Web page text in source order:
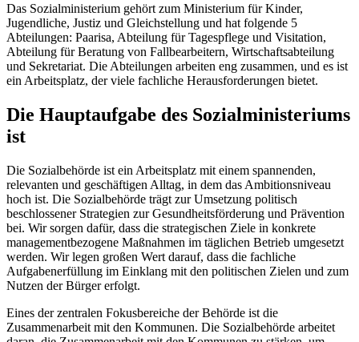
Das Sozialministerium gehört zum Ministerium für Kinder,
Jugendliche, Justiz und Gleichstellung und hat folgende 5
Abteilungen: Paarisa, Abteilung für Tagespflege und Visitation,
Abteilung für Beratung von Fallbearbeitern, Wirtschaftsabteilung
und Sekretariat. Die Abteilungen arbeiten eng zusammen, und es ist
ein Arbeitsplatz, der viele fachliche Herausforderungen bietet.
Die Hauptaufgabe des Sozialministeriums
ist
Die Sozialbehörde ist ein Arbeitsplatz mit einem spannenden,
relevanten und geschäftigen Alltag, in dem das Ambitionsniveau
hoch ist. Die Sozialbehörde trägt zur Umsetzung politisch
beschlossener Strategien zur Gesundheitsförderung und Prävention
bei. Wir sorgen dafür, dass die strategischen Ziele in konkrete
managementbezogene Maßnahmen im täglichen Betrieb umgesetzt
werden. Wir legen großen Wert darauf, dass die fachliche
Aufgabenerfüllung im Einklang mit den politischen Zielen und zum
Nutzen der Bürger erfolgt.
Eines der zentralen Fokusbereiche der Behörde ist die
Zusammenarbeit mit den Kommunen. Die Sozialbehörde arbeitet